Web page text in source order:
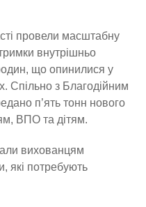
провели масштабну
внутрішньо
що опинилися у
Спільно з Благодійним
п’ять тонн нового
ВПО та дітям.
вихованцям
які потребують